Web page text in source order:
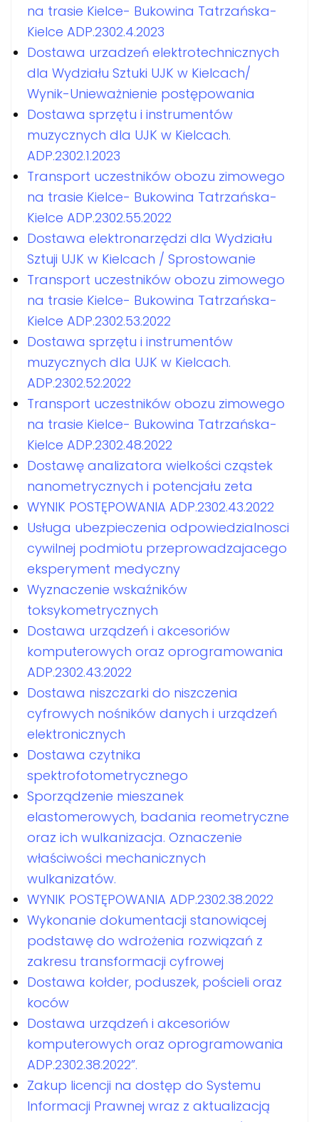
na trasie Kielce- Bukowina Tatrzańska-
Kielce ADP.2302.4.2023
Dostawa urzadzeń elektrotechnicznych
dla Wydziału Sztuki UJK w Kielcach/
Wynik-Unieważnienie postępowania
Dostawa sprzętu i instrumentów
muzycznych dla UJK w Kielcach.
ADP.2302.1.2023
Transport uczestników obozu zimowego
na trasie Kielce- Bukowina Tatrzańska-
Kielce ADP.2302.55.2022
Dostawa elektronarzędzi dla Wydziału
Sztuji UJK w Kielcach / Sprostowanie
Transport uczestników obozu zimowego
na trasie Kielce- Bukowina Tatrzańska-
Kielce ADP.2302.53.2022
Dostawa sprzętu i instrumentów
muzycznych dla UJK w Kielcach.
ADP.2302.52.2022
Transport uczestników obozu zimowego
na trasie Kielce- Bukowina Tatrzańska-
Kielce ADP.2302.48.2022
Dostawę analizatora wielkości cząstek
nanometrycznych i potencjału zeta
WYNIK POSTĘPOWANIA ADP.2302.43.2022
Usługa ubezpieczenia odpowiedzialnosci
cywilnej podmiotu przeprowadzajacego
eksperyment medyczny
Wyznaczenie wskaźników
toksykometrycznych
Dostawa urządzeń i akcesoriów
komputerowych oraz oprogramowania
ADP.2302.43.2022
Dostawa niszczarki do niszczenia
cyfrowych nośników danych i urządzeń
elektronicznych
Dostawa czytnika
spektrofotometrycznego
Sporządzenie mieszanek
elastomerowych, badania reometryczne
oraz ich wulkanizacja. Oznaczenie
właściwości mechanicznych
wulkanizatów.
WYNIK POSTĘPOWANIA ADP.2302.38.2022
Wykonanie dokumentacji stanowiącej
podstawę do wdrożenia rozwiązań z
zakresu transformacji cyfrowej
Dostawa kołder, poduszek, pościeli oraz
koców
Dostawa urządzeń i akcesoriów
komputerowych oraz oprogramowania
ADP.2302.38.2022”.
Zakup licencji na dostęp do Systemu
Informacji Prawnej wraz z aktualizacją